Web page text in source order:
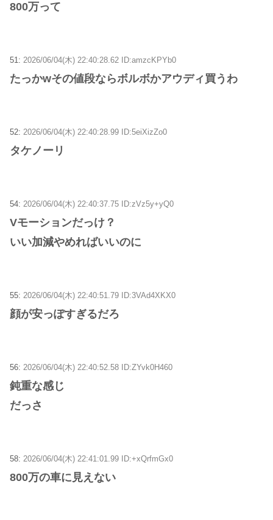
800万って
51: 2026/06/04(木) 22:40:28.62 ID:amzcKPYb0
たっかwその値段ならボルボかアウディ買うわ
52: 2026/06/04(木) 22:40:28.99 ID:5eiXizZo0
タケノーリ
54: 2026/06/04(木) 22:40:37.75 ID:zVz5y+yQ0
Vモーションだっけ？
いい加減やめればいいのに
55: 2026/06/04(木) 22:40:51.79 ID:3VAd4XKX0
顔が安っぽすぎるだろ
56: 2026/06/04(木) 22:40:52.58 ID:ZYvk0H460
鈍重な感じ
だっさ
58: 2026/06/04(木) 22:41:01.99 ID:+xQrfmGx0
800万の車に見えない